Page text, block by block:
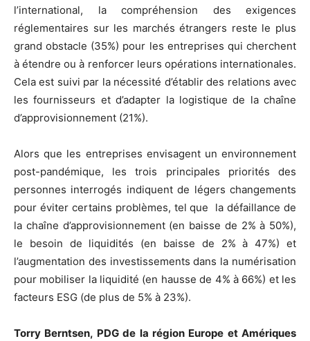
l’international, la compréhension des exigences
réglementaires sur les marchés étrangers reste le plus
grand obstacle (35%) pour les entreprises qui cherchent
à étendre ou à renforcer leurs opérations internationales.
Cela est suivi par la nécessité d’établir des relations avec
les fournisseurs et d’adapter la logistique de la chaîne
d’approvisionnement (21%).
Alors que les entreprises envisagent un environnement
post-pandémique, les trois principales priorités des
personnes interrogés indiquent de légers changements
pour éviter certains problèmes, tel que la défaillance de
la chaîne d’approvisionnement (en baisse de 2% à 50%),
le besoin de liquidités (en baisse de 2% à 47%) et
l’augmentation des investissements dans la numérisation
pour mobiliser la liquidité (en hausse de 4% à 66%) et les
facteurs ESG (de plus de 5% à 23%).
Torry Berntsen, PDG de la région Europe et Amériques